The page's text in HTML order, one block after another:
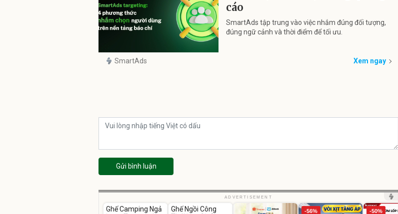
cáo
SmartAds tập trung vào việc nhắm đúng đối tượng,
đúng ngữ cảnh và thời điểm để tối ưu.
SmartAds Xem ngay
Gửi bình luận
ADVERTISEMENT
-49%
Ghế Camping Ngả
-37%
Ghế Ngồi Công
-56% -50%